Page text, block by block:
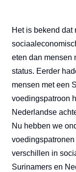
Het is bekend dat
eten dan mensen
status. Eerder
mensen met een
voedingspatroon
Nederlandse
Nu hebben we
verschillen in
Surinamers en